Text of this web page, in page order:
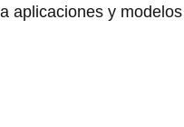
aplicaciones y modelos